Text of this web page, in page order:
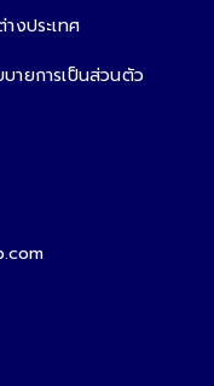
างประเทศ
บายการเป็นส่วนตัว